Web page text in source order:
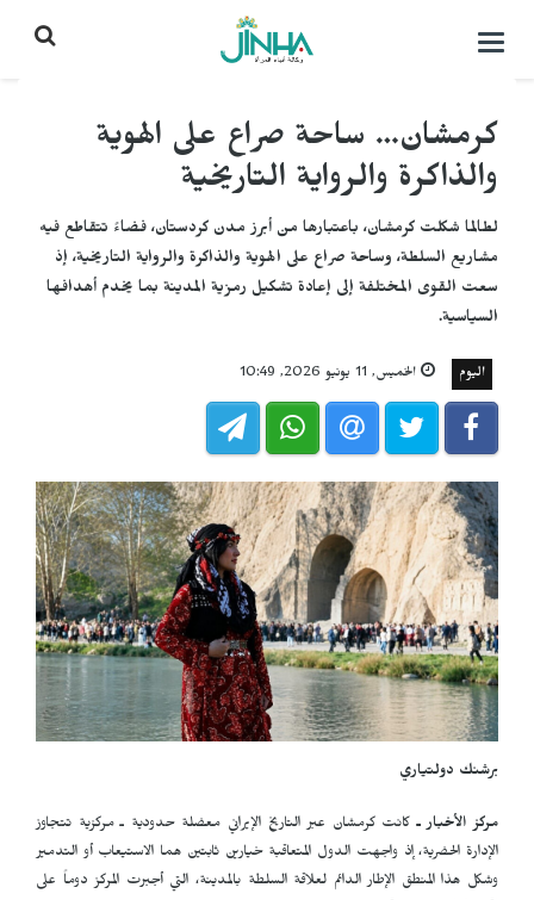
التحكم
كرمشان… ساحة صراع على الهوية
والذاكرة والرواية التاريخية
لطالما شكلت كرمشان، باعتبارها من أبرز مدن كردستان، فضاءً تتقاطع فيه
مشاريع السلطة، وساحة صراع على الهوية والذاكرة والرواية التاريخية، إذ
سعت القوى المختلفة إلى إعادة تشكيل رمزية المدينة بما يخدم أهدافها
السياسية.
اليوم الخميس, 11 يونيو 2026, 10:49
برشنك دولتياري
مركز الأخبار ـكانت كرمشان عبر التاريخ الإيراني معضلة حدودية ـ مركزية تتجاوز
الإدارة الحضرية، إذ واجهت الدول المتعاقبة خيارين ثابتين هما الاستيعاب أو التدمير
وشكل هذا المنطق الإطار الدائم لعلاقة السلطة بالمدينة، التي أجبرت المركز دوماً على